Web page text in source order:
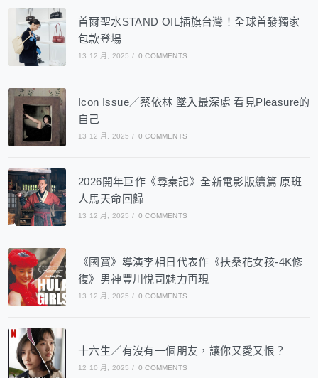
首爾聖水STAND OIL插旗台灣！全球首發獨家
包款登場
13 12 月, 2025 / 0 COMMENTS
Icon Issue／蔡依林 墜入最深處 看見Pleasure的
自己
13 12 月, 2025 / 0 COMMENTS
2026開年巨作《尋秦記》全新電影版續篇 原班
人馬天命回歸
13 12 月, 2025 / 0 COMMENTS
《國寶》導演李相日代表作《扶桑花女孩-4K修
復》男神豐川悅司魅力再現
13 12 月, 2025 / 0 COMMENTS
十六生／有沒有一個朋友，讓你又愛又恨？
12 10 月, 2025 / 0 COMMENTS